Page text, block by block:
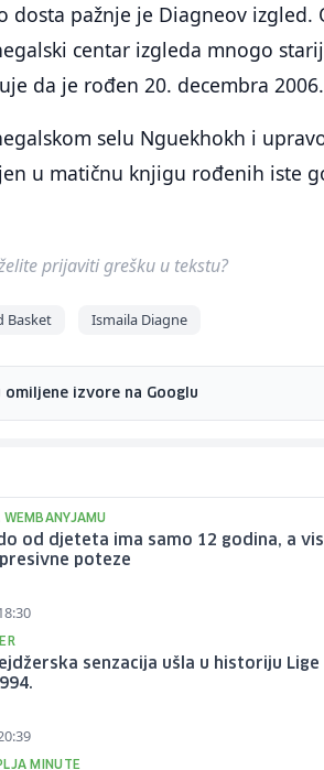
dosta pažnje je Diagneov izgled.
centar izgleda mnogo
da je rođen 20. decembra
selu Nguekhokh i
u matičnu knjigu rođenih iste
prijaviti grešku u tekstu?
Basket Ismaila Diagne
omiljene izvore na Googlu
WEMBANYJAMU
od djeteta ima samo 12 godina, a
poteze
senzacija ušla u historiju
MINUTE